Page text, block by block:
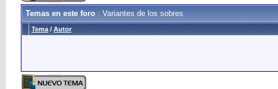
Temas en este foro : Variantes de los sobres
Tema / Autor